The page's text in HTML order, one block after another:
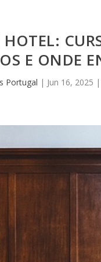
E ONDE
Portugal | Jun 16, 2025 |